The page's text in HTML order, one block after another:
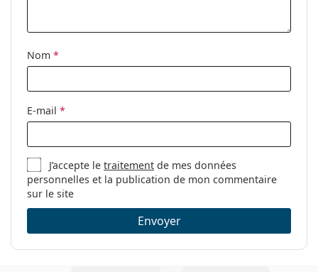
nettoyage:
Autres
Catégorie:
Marque:
Code:
Nom *
E-mail *
J’accepte letraitement de mes données
personnelles et la publication de mon commentaire
sur le site
Envoyer